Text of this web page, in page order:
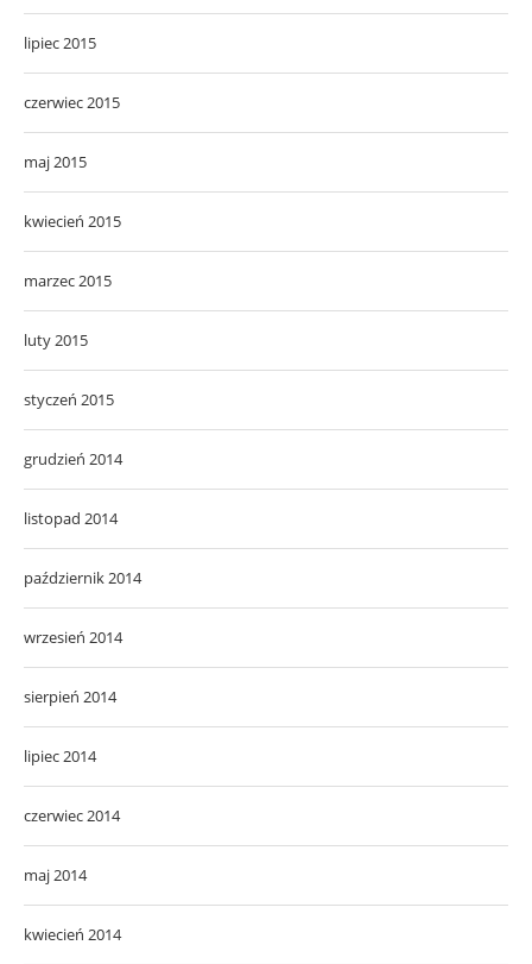
lipiec 2015
czerwiec 2015
maj 2015
kwiecień 2015
marzec 2015
luty 2015
styczeń 2015
grudzień 2014
listopad 2014
październik 2014
wrzesień 2014
sierpień 2014
lipiec 2014
czerwiec 2014
maj 2014
kwiecień 2014